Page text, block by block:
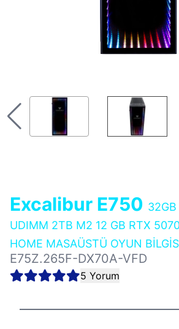
Excalibur E750
UDIMM 2TB M2 12 GB RTX
HOME MASAÜSTÜ OYUN
E75Z.265F-DX70A-VFD
5 Yorum